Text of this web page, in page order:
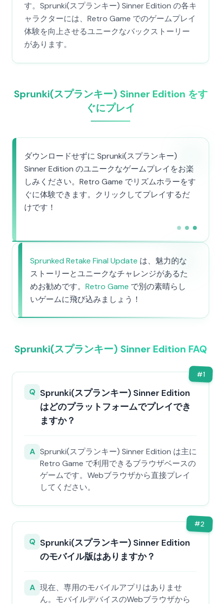
す。Sprunki(スプランキー) Sinner Edition の各キ
ャラクターには、Retro Game でのゲームプレイ
体験を向上させるユニークなバックストーリー
があります。
Sprunki(スプランキー) Sinner Edition をす
ぐにプレイ
ダウンロードせずに Sprunki(スプランキー)
Sinner Edition のユニークなゲームプレイをお楽
しみください。Retro Game でリズムホラーをす
ぐに体験できます。クリックしてプレイするだ
けです！
Sprunked Retake Final Update は、魅力的な
ストーリーとユニークなチャレンジがあるた
めお勧めです。 Retro Game で別の素晴らし
いゲームに飛び込みましょう！
Sprunki(スプランキー) Sinner Edition FAQ
#1
Q Sprunki(スプランキー) Sinner Edition
はどのプラットフォームでプレイでき
ますか？
A Sprunki(スプランキー) Sinner Edition は主に
Retro Game で利用できるブラウザベースの
ゲームです。Webブラウザから直接プレイ
してください。
#2
Q Sprunki(スプランキー) Sinner Edition
のモバイル版はありますか？
A 現在、専用のモバイルアプリはありませ
ん。モバイルデバイスのWebブラウザから